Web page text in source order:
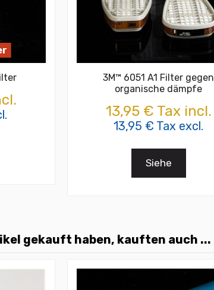
3M™ 6051 A1 Filter gegen
organische dämpfe
13,95 € Tax incl.
13,95 € Tax excl.
Siehe
gekauft haben, kauften auch ...